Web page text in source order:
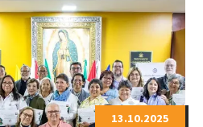
13.10.2025